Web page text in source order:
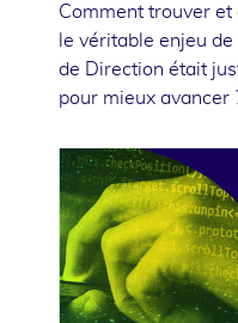
Comment trouver et
le véritable enjeu
de Direction était
pour mieux avancer